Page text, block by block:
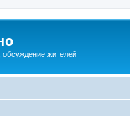
обсуждение жителей